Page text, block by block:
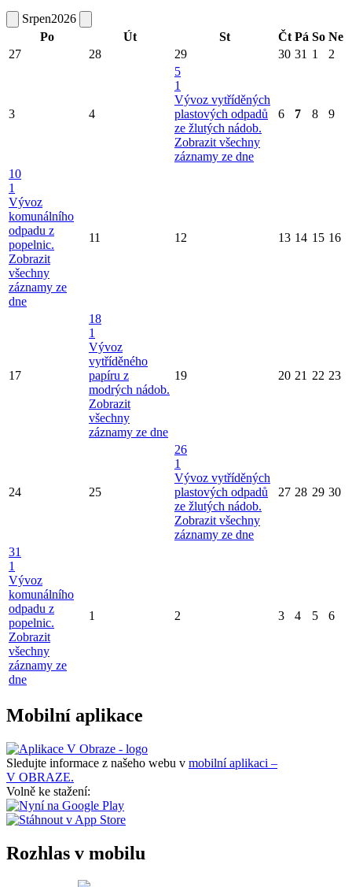
Srpen2026
Po
Út St Čt Pá So Ne
27
28 29 30 31 1 2
3 4
5
1
Vývoz vytříděných
plastových odpadů
ze žlutých nádob.
Zobrazit všechny
záznamy ze dne
6 7 8 9
10
1
Vývoz
komunálního
odpadu z
popelnic.
Zobrazit
všechny
záznamy ze
dne
11 12 13 14 15 16
17
18
1
Vývoz
vytříděného
papíru z
modrých nádob.
Zobrazit
všechny
záznamy ze dne
19 20 21 22 23
24 25
26
1
Vývoz vytříděných
plastových odpadů
ze žlutých nádob.
Zobrazit všechny
záznamy ze dne
27 28 29 30
31
1
Vývoz
komunálního
odpadu z
popelnic.
Zobrazit
všechny
záznamy ze
dne
1 2 3 4 5 6
Mobilní aplikace
Sledujte informace z našeho webu v mobilní aplikaci –
V OBRAZE.
Volně ke stažení:
Rozhlas v mobilu